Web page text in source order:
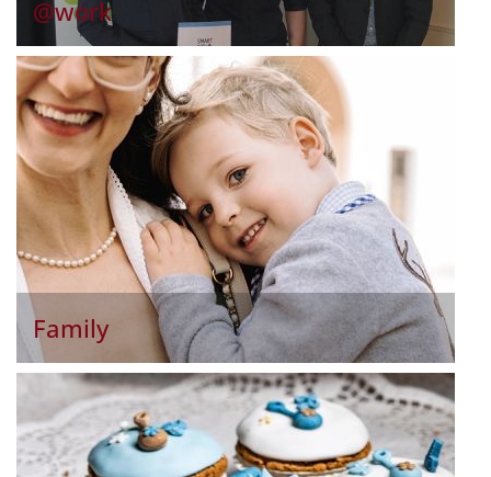
@work
Family